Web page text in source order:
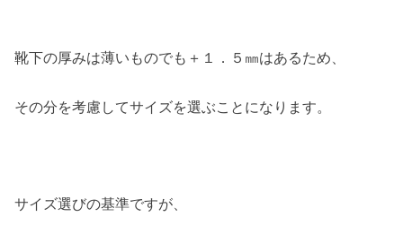
靴下の厚みは薄いものでも＋１．５㎜はあるため、
その分を考慮してサイズを選ぶことになります。
サイズ選びの基準ですが、